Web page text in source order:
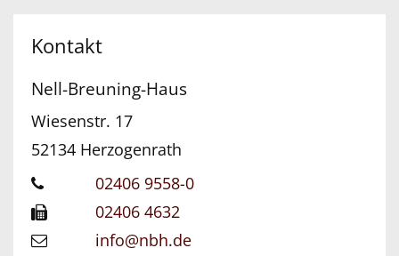
Kontakt
Nell-Breuning-Haus
Wiesenstr. 17
52134 Herzogenrath
02406 9558-0
02406 4632
info@nbh.de